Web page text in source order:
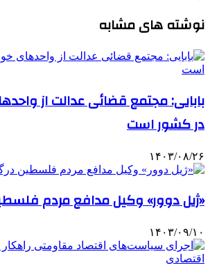
نوشته های مشابه
بابایی: مجتمع قضائی عدالت از
در کشور است
۱۴۰۳/۰۸/۲۶
«ژیل دوور» وکیل مدافع مردم
۱۴۰۳/۰۹/۱۰